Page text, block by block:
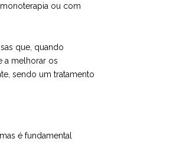
ou com
que, quando
a melhorar os
sendo um tratamento
é fundamental